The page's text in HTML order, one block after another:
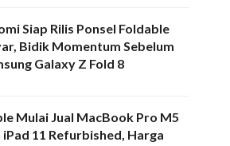
Siap Rilis Ponsel Foldable
Bidik Momentum Sebelum
Galaxy Z Fold 8
Mulai Jual MacBook Pro M5
iPad 11 Refurbished, Harga